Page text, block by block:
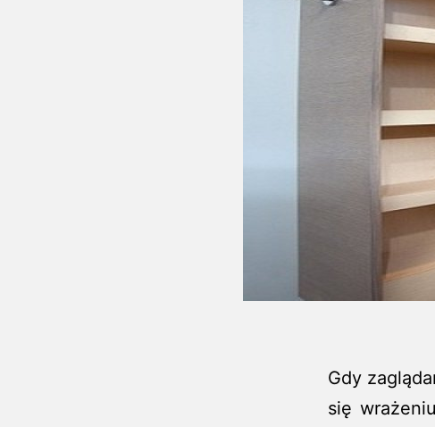
Gdy
się